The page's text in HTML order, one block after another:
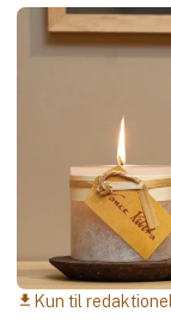
download Kun til